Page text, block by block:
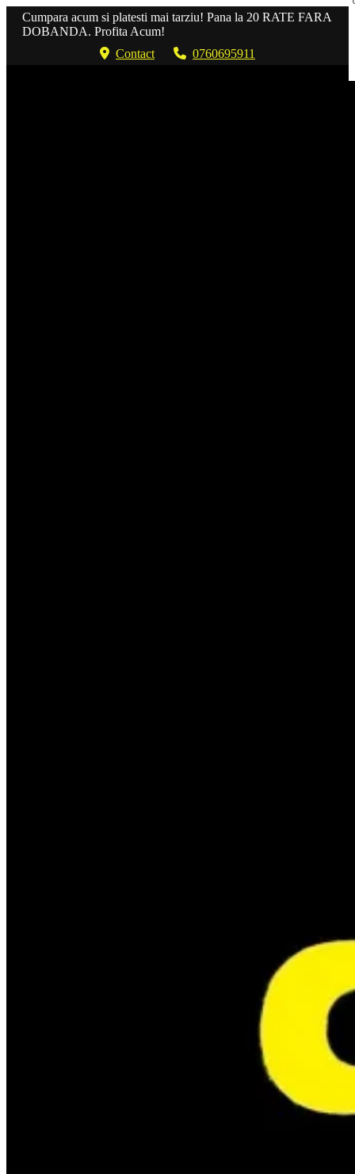
Cumpara acum si platesti mai tarziu! Pana la 20 RATE FARA
DOBANDA. Profita Acum!
Contact
0760695911